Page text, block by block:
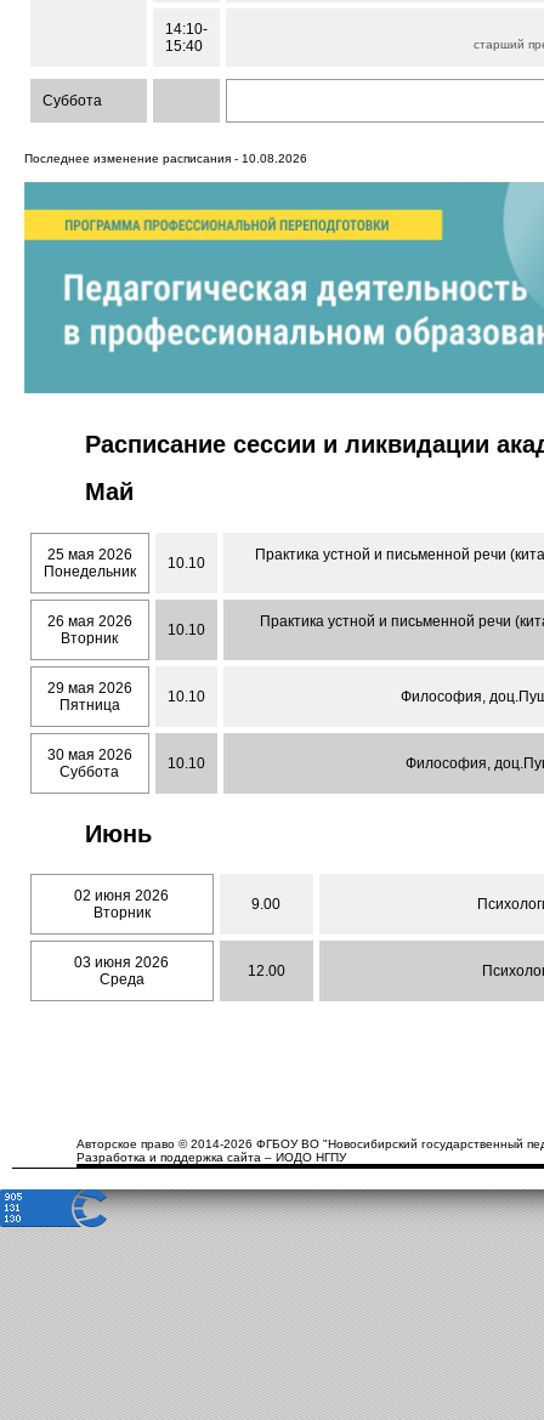
14:10-
15:40
старший
Суббота
Последнее изменение расписания - 10.08.2026
Расписание сессии и ликвидации
Май
25 мая 2026
Понедельник
10.10 Практика устной и письменной речи
26 мая 2026
Вторник
10.10 Практика устной и письменной речи
29 мая 2026
Пятница
10.10 Философия,
30 мая 2026
Суббота
10.10 Философия,
Июнь
02 июня 2026
Вторник
9.00
03 июня 2026
Среда
12.00
Авторское право © 2014-2026 ФГБОУ ВО "Новосибирский государственный
Разработка и поддержка сайта – ИОДО НГПУ